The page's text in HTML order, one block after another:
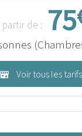
partir de : 75
Voir tous les tarifs